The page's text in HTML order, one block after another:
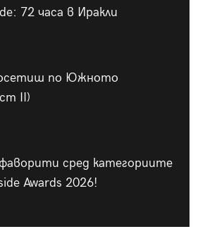
72 часа в Иракли
по Южното
II)
сред категориите
Awards 2026!